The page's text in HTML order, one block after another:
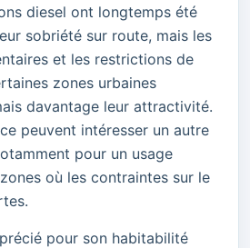
diesel ont longtemps été
sobriété sur route, mais les
et les restrictions de
zones urbaines
davantage leur attractivité.
peuvent intéresser un autre
pour un usage
où les contraintes sur le
pour son habitabilité